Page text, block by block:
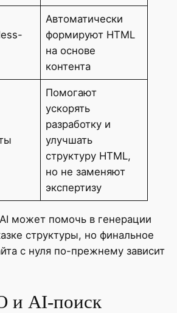
Автоматически
формируют HTML
на основе
контента
Помогают
ускорять
разработку и
улучшать
структуру HTML,
но не заменяют
экспертизу
может помочь в генерации
структуры, но финальное
с нуля по-прежнему зависит
и AI-поиск